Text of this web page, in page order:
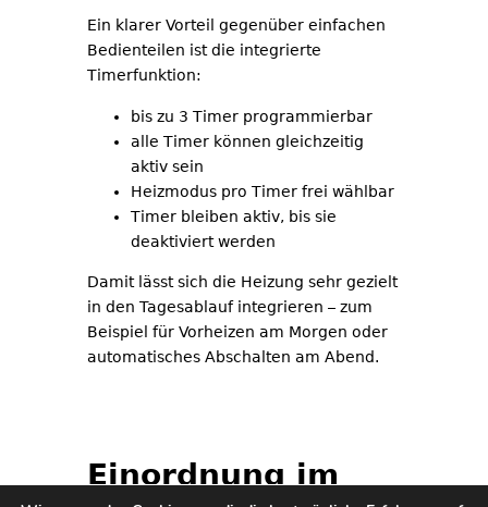
Ein klarer Vorteil gegenüber einfachen
Bedienteilen ist die integrierte
Timerfunktion:
bis zu 3 Timer programmierbar
alle Timer können gleichzeitig
aktiv sein
Heizmodus pro Timer frei wählbar
Timer bleiben aktiv, bis sie
deaktiviert werden
Damit lässt sich die Heizung sehr gezielt
in den Tagesablauf integrieren – zum
Beispiel für Vorheizen am Morgen oder
automatisches Abschalten am Abend.
Einordnung im